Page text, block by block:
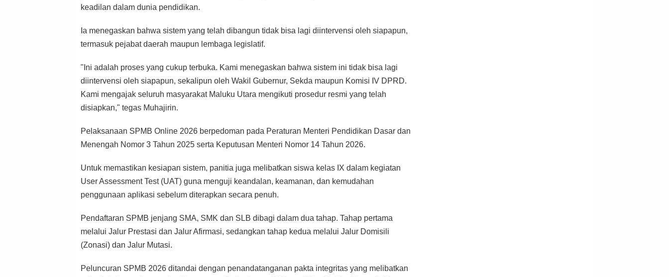
keadilan dalam dunia pendidikan.
Ia menegaskan bahwa sistem yang telah dibangun tidak bisa lagi diintervensi oleh siapapun,
termasuk pejabat daerah maupun lembaga legislatif.
"Ini adalah proses yang cukup terbuka. Kami menegaskan bahwa sistem ini tidak bisa lagi
diintervensi oleh siapapun, sekalipun oleh Wakil Gubernur, Sekda maupun Komisi IV DPRD.
Kami mengajak seluruh masyarakat Maluku Utara mengikuti prosedur resmi yang telah
disiapkan," tegas Muhajirin.
Pelaksanaan SPMB Online 2026 berpedoman pada Peraturan Menteri Pendidikan Dasar dan
Menengah Nomor 3 Tahun 2025 serta Keputusan Menteri Nomor 14 Tahun 2026.
Untuk memastikan kesiapan sistem, panitia juga melibatkan siswa kelas IX dalam kegiatan
User Assessment Test (UAT) guna menguji keandalan, keamanan, dan kemudahan
penggunaan aplikasi sebelum diterapkan secara penuh.
Pendaftaran SPMB jenjang SMA, SMK dan SLB dibagi dalam dua tahap. Tahap pertama
melalui Jalur Prestasi dan Jalur Afirmasi, sedangkan tahap kedua melalui Jalur Domisili
(Zonasi) dan Jalur Mutasi.
Peluncuran SPMB 2026 ditandai dengan penandatanganan pakta integritas yang melibatkan